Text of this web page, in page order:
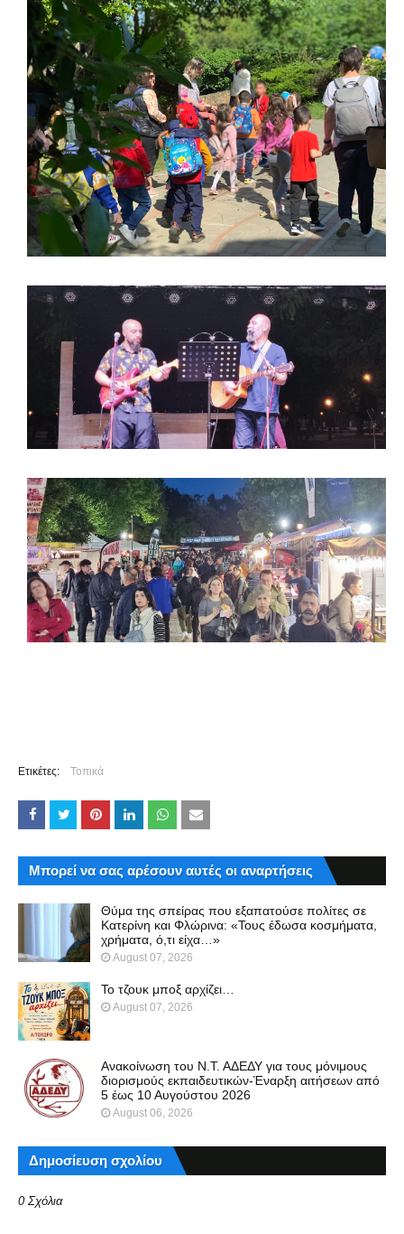
Ετικέτες: Τοπικά
Μπορεί να σας αρέσουν αυτές οι αναρτήσεις
Θύμα της σπείρας που εξαπατούσε πολίτες σε
Κατερίνη και Φλώρινα: «Τους έδωσα κοσμήματα,
χρήματα, ό,τι είχα…»
August 07, 2026
Το τζουκ μπoξ αρχίζει…
August 07, 2026
Ανακοίνωση του Ν.Τ. ΑΔΕΔΥ για τους μόνιμους
διορισμούς εκπαιδευτικών-Έναρξη αιτήσεων από
5 έως 10 Αυγούστου 2026
August 06, 2026
Δημοσίευση σχολίου
0 Σχόλια